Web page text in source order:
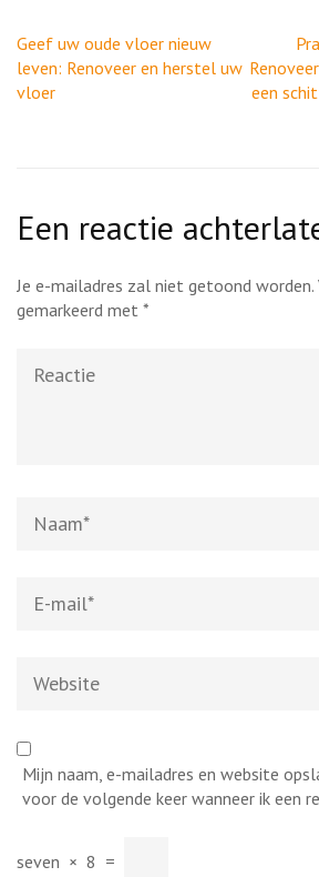
Berichtnavigatie
Geef uw oude vloer nieuw
leven: Renoveer en herstel uw
vloer
een
Een reactie
Je e-mailadres zal niet getoond worden.
gemarkeerd met *
mail*
Mijn naam, e-mailadres en website
voor de volgende keer wanneer ik een
seven × 8 =